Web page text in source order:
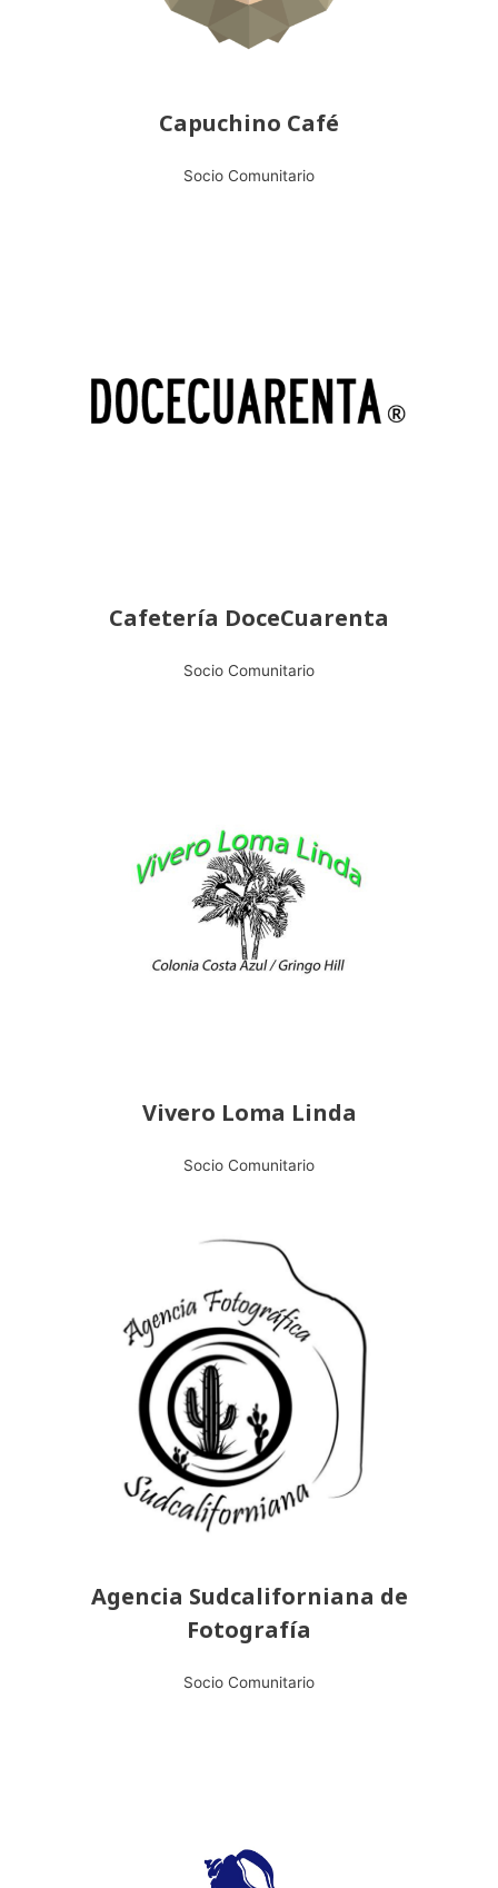
Capuchino Café
Socio Comunitario
Cafetería DoceCuarenta
Socio Comunitario
Vivero Loma Linda
Socio Comunitario
Agencia Sudcaliforniana de
Fotografía
Socio Comunitario